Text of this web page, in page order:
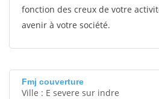
fonction des creux de votre
avenir à votre société.
Fmj couverture
Ville : E severe sur indre